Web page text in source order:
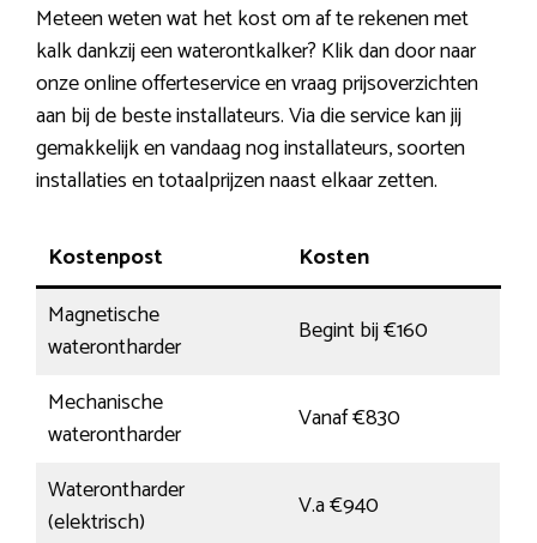
Meteen weten wat het kost om af te rekenen met
kalk dankzij een waterontkalker? Klik dan door naar
onze online offerteservice en vraag prijsoverzichten
aan bij de beste installateurs. Via die service kan jij
gemakkelijk en vandaag nog installateurs, soorten
installaties en totaalprijzen naast elkaar zetten.
Kostenpost
Kosten
Magnetische
waterontharder
Begint bij €160
Mechanische
waterontharder
Vanaf €830
Waterontharder
(elektrisch)
V.a €940